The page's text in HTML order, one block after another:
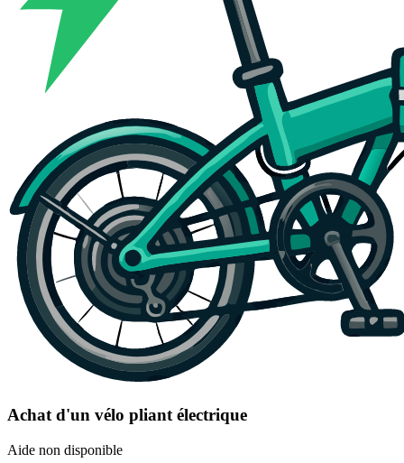
Achat d'un vélo pliant électrique
Aide non disponible